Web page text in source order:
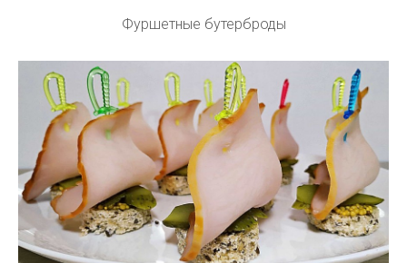
Фуршетные бутерброды